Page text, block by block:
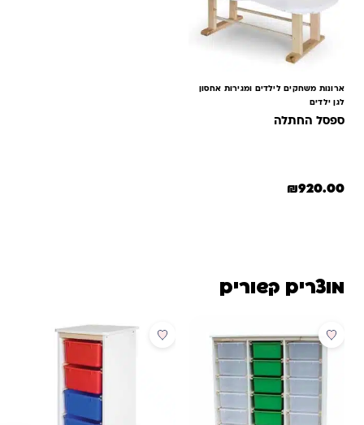
ארונות משחקים לילדים ומגירות אחסון
לגן ילדים
ספסל החתלה
₪920.00
מוצרים קשורים